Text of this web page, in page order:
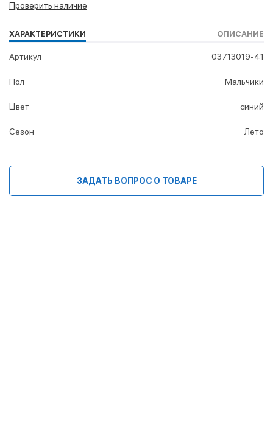
Проверить наличие
ХАРАКТЕРИСТИКИ ОПИСАНИЕ
Артикул 03713019-41
Пол Мальчики
Цвет синий
Сезон Лето
ЗАДАТЬ ВОПРОС О ТОВАРЕ